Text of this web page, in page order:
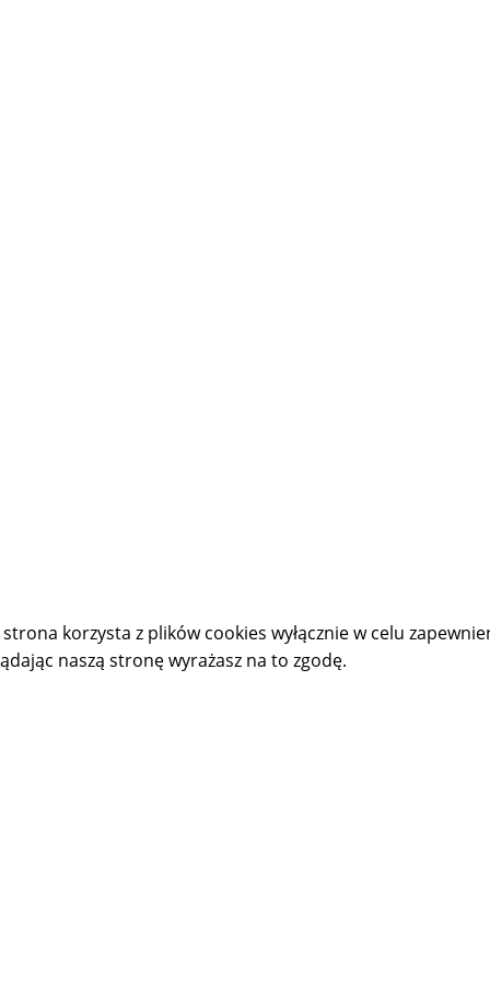
strona korzysta z plików cookies wyłącznie w celu
naszą stronę wyrażasz na to zgodę.